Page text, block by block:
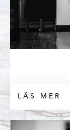
LÄS MER